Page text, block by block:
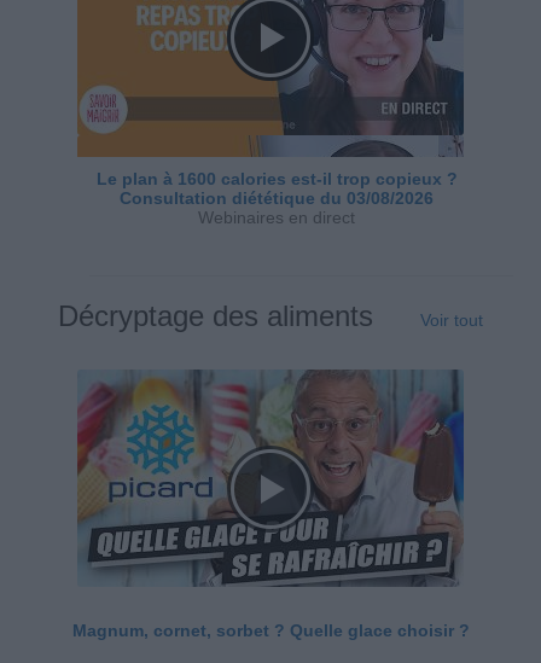
Le plan à 1600 calories est-il trop copieux ?
Consultation diététique du 03/08/2026
Webinaires en direct
Décryptage des aliments Voir tout
Magnum, cornet, sorbet ? Quelle glace choisir ?